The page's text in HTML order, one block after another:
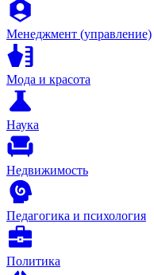
Менеджмент (управление)
Мода и красота
Наука
Недвижимость
Педагогика и психология
Политика